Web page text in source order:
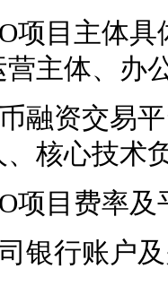
目主体具
营主体、办
资交易平
、核心技术
目费率及
行账户及